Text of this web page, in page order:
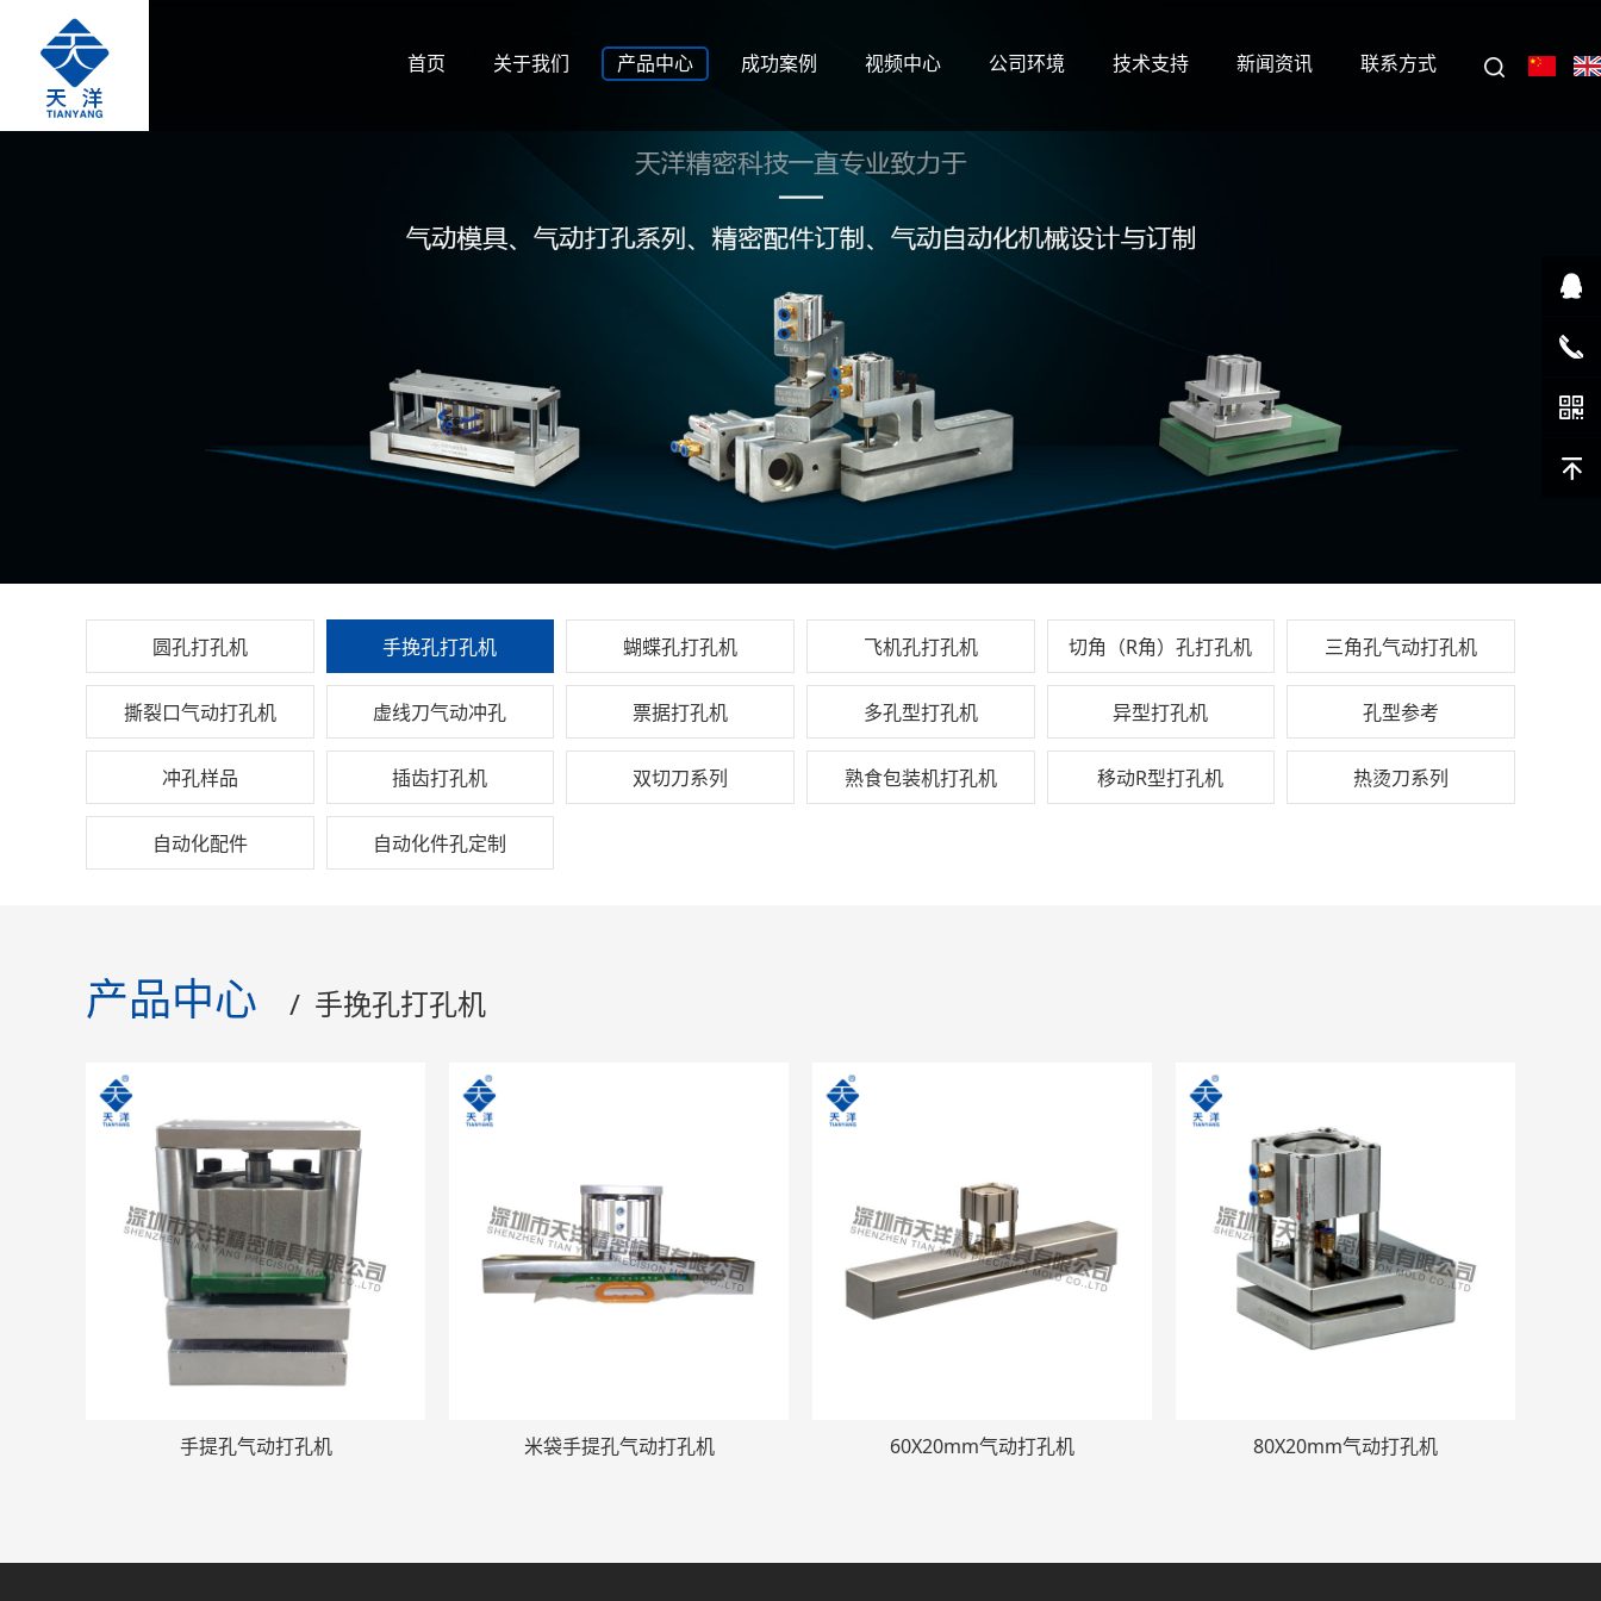
首页 关于我们 产品中心 成功案例 视频中心 公司环境 技术支持 新闻资讯 联系方式
圆孔打孔机 手挽孔打孔机 蝴蝶孔打孔机 飞机孔打孔机 切角（R角）孔打孔机 三角孔气动打孔机
撕裂口气动打孔机 虚线刀气动冲孔 票据打孔机 多孔型打孔机 异型打孔机 孔型参考
冲孔样品 插齿打孔机 双切刀系列 熟食包装机打孔机 移动R型打孔机 热烫刀系列
自动化配件 自动化件孔定制
产品中心 / 手挽孔打孔机
手提孔气动打孔机 米袋手提孔气动打孔机 60X20mm气动打孔机 80X20mm气动打孔机
在线客